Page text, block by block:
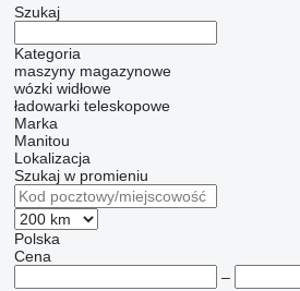
Szukaj
Kategoria
maszyny magazynowe
wózki widłowe
ładowarki teleskopowe
Marka
Manitou
Lokalizacja
Szukaj w promieniu
Polska
Cena
–